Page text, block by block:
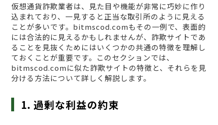
仮想通貨詐欺業者は、見た目や機能が非常に巧妙に作り
込まれており、一見すると正当な取引所のように見える
ことが多いです。bitmscod.comもその一例で、表面的
には合法的に見えるかもしれませんが、詐欺サイトであ
ることを見抜くためにはいくつかの共通の特徴を理解し
ておくことが重要です。このセクションでは、
bitmscod.comに似た詐欺サイトの特徴と、それらを見
分ける方法について詳しく解説します。
1. 過剰な利益の約束